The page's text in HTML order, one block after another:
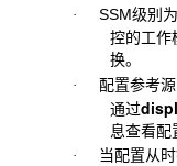
· SSM级别
控的工作
换。
· 配置参考源
通过
息查看配
· 当配置从时